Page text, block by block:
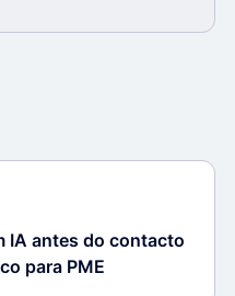
IA antes do contacto
para PME